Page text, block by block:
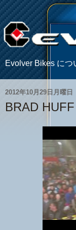
Evolver Bikes に
2012年10月29日月曜日
BRAD